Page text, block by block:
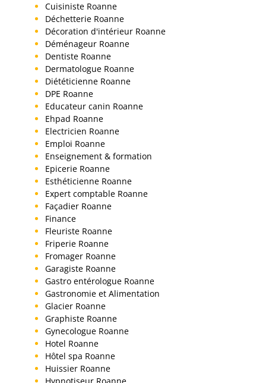
Cuisiniste Roanne
Déchetterie Roanne
Décoration d'intérieur Roanne
Déménageur Roanne
Dentiste Roanne
Dermatologue Roanne
Diététicienne Roanne
DPE Roanne
Educateur canin Roanne
Ehpad Roanne
Electricien Roanne
Emploi Roanne
Enseignement & formation
Epicerie Roanne
Esthéticienne Roanne
Expert comptable Roanne
Façadier Roanne
Finance
Fleuriste Roanne
Friperie Roanne
Fromager Roanne
Garagiste Roanne
Gastro entérologue Roanne
Gastronomie et Alimentation
Glacier Roanne
Graphiste Roanne
Gynecologue Roanne
Hotel Roanne
Hôtel spa Roanne
Huissier Roanne